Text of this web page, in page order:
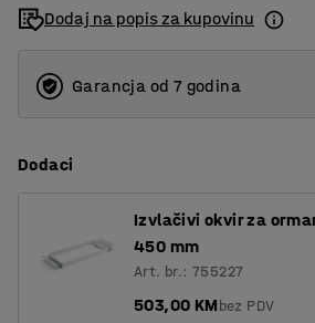
Dodaj na popis za kupovinu
Garancja od 7 godina
Dodaci
Izvlačivi okvir za
450 mm
Art. br.: 755227
503,00 KMbez PDV